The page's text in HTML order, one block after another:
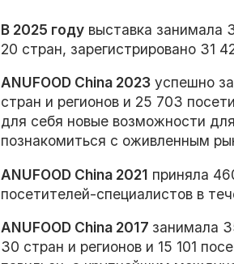
В 2025 году выставка занимала
20 стран, зарегистрировано 31
ANUFOOD China 2023 успешно
стран и регионов и 25 703
для себя новые возможности
познакомиться с оживленным
ANUFOOD China 2021 приняла
посетителей-специалистов в
ANUFOOD China 2017 занимала
30 стран и регионов и 15 101